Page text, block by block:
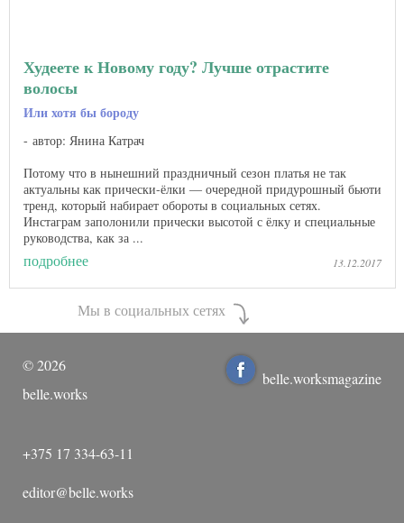
Худеете к Новому году? Лучше отрастите
волосы
Или хотя бы бороду
автор: Янина Катрач
Потому что в нынешний праздничный сезон платья не так
актуальны как прически-ёлки — очередной придурошный бьюти
тренд, который набирает обороты в социальных сетях.
Инстаграм заполонили прически высотой с ёлку и специальные
руководства, как за ...
подробнее 13.12.2017
©2026
belle.works
+375 17 334-63-11
editor@belle.works
Мы в социальных сетях
belle.worksmagazine